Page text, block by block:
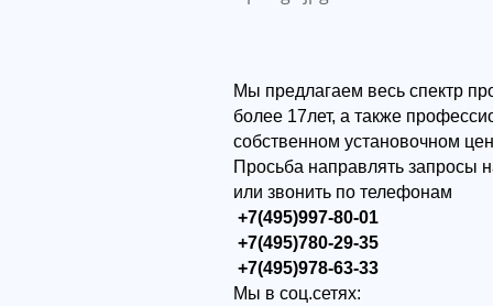
Мы предлагаем весь спектр
более 17лет, а также
собственном установочном
Просьба направлять запросы
или звонить по телефонам
+7(495)997-80-01
+7(495)780-29-35
+7(495)978-63-33
Мы в соц.сетях: